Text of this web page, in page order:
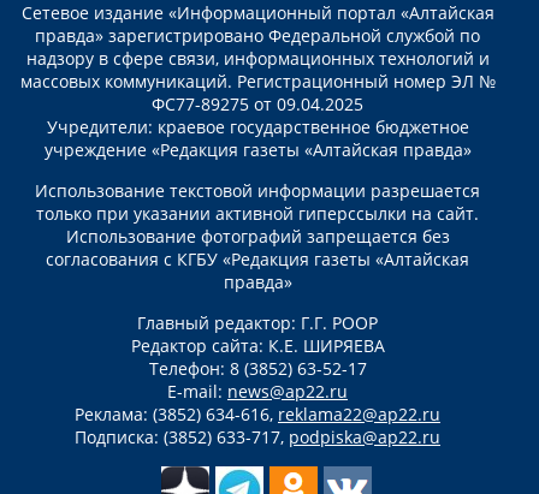
Сетевое издание «Информационный портал «Алтайская
правда» зарегистрировано Федеральной службой по
надзору в сфере связи, информационных технологий и
массовых коммуникаций. Регистрационный номер ЭЛ №
ФС77-89275 от 09.04.2025
Учредители: краевое государственное бюджетное
учреждение «Редакция газеты «Алтайская правда»
Использование текстовой информации разрешается
только при указании активной гиперссылки на сайт.
Использование фотографий запрещается без
согласования с КГБУ «Редакция газеты «Алтайская
правда»
Главный редактор: Г.Г. РООР
Редактор сайта: К.Е. ШИРЯЕВА
Телефон: 8 (3852) 63-52-17
E-mail: news@ap22.ru
Реклама: (3852) 634-616, reklama22@ap22.ru
Подписка: (3852) 633-717, podpiska@ap22.ru